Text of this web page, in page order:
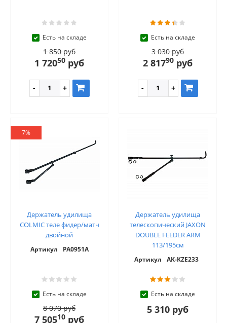
Есть на складе
1 850 руб
1 72050 руб
Есть на складе
3 030 руб
2 81790 руб
7%
Держатель удилища
COLMIC теле фидер/матч
двойной
Артикул PA0951A
Есть на складе
8 070 руб
7 50510 руб
Держатель удилища
телескопический JAXON
DOUBLE FEEDER ARM
113/195см
Артикул AK-KZE233
Есть на складе
5 310 руб